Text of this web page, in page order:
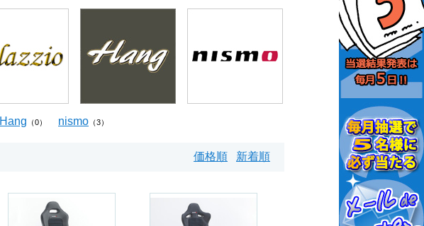
Hang （0） nismo （3）
価格順 新着順